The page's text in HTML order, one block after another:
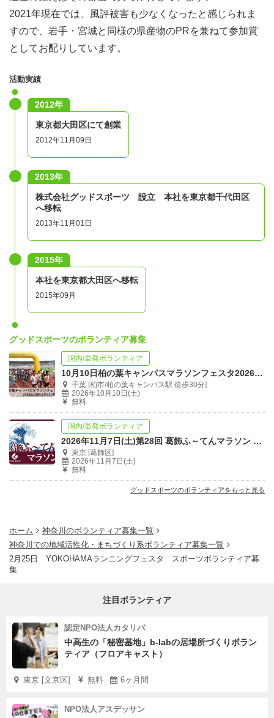
2021年現在では、風評被害も少なくなったと感じられま
すので、岩手・宮城と同様の県産物のPRを兼ねて参加賞
としてお配りしています。
活動実績
2012年
東京都大田区にて創業
2012年11月09日
2013年
株式会社グッドスポーツ 設立 本社を東京都千代田区
へ移転
2013年11月01日
2015年
本社を東京都大田区へ移転
2015年09月
グッドスポーツのボランティア募集
国内/単発ボランティア
10月10日柏の葉キャンパスマラソンフェスタ2026秋スポーツボランティア募集中
千葉 [柏市/柏の葉キャンパス駅 徒歩30分]
2026年10月10日(土)
無料
国内/単発ボランティア
2026年11月7日(土)第28回 葛飾ふ～てんマラソン スポーツボランティア
東京 [葛飾区]
2026年11月7日(土)
無料
グッドスポーツのボランティアをもっと見る
ホーム
神奈川のボランティア募集一覧
神奈川での地域活性化・まちづくり系ボランティア募集一覧
2月25日 YOKOHAMAランニングフェスタ スポーツボランティア募
集
注目ボランティア
認定NPO法人カタリバ
中高生の「秘密基地」b-labの居場所づくりボラン
ティア（フロアキャスト）
東京 [文京区] 無料 6ヶ月間
NPO法人アスデッサン